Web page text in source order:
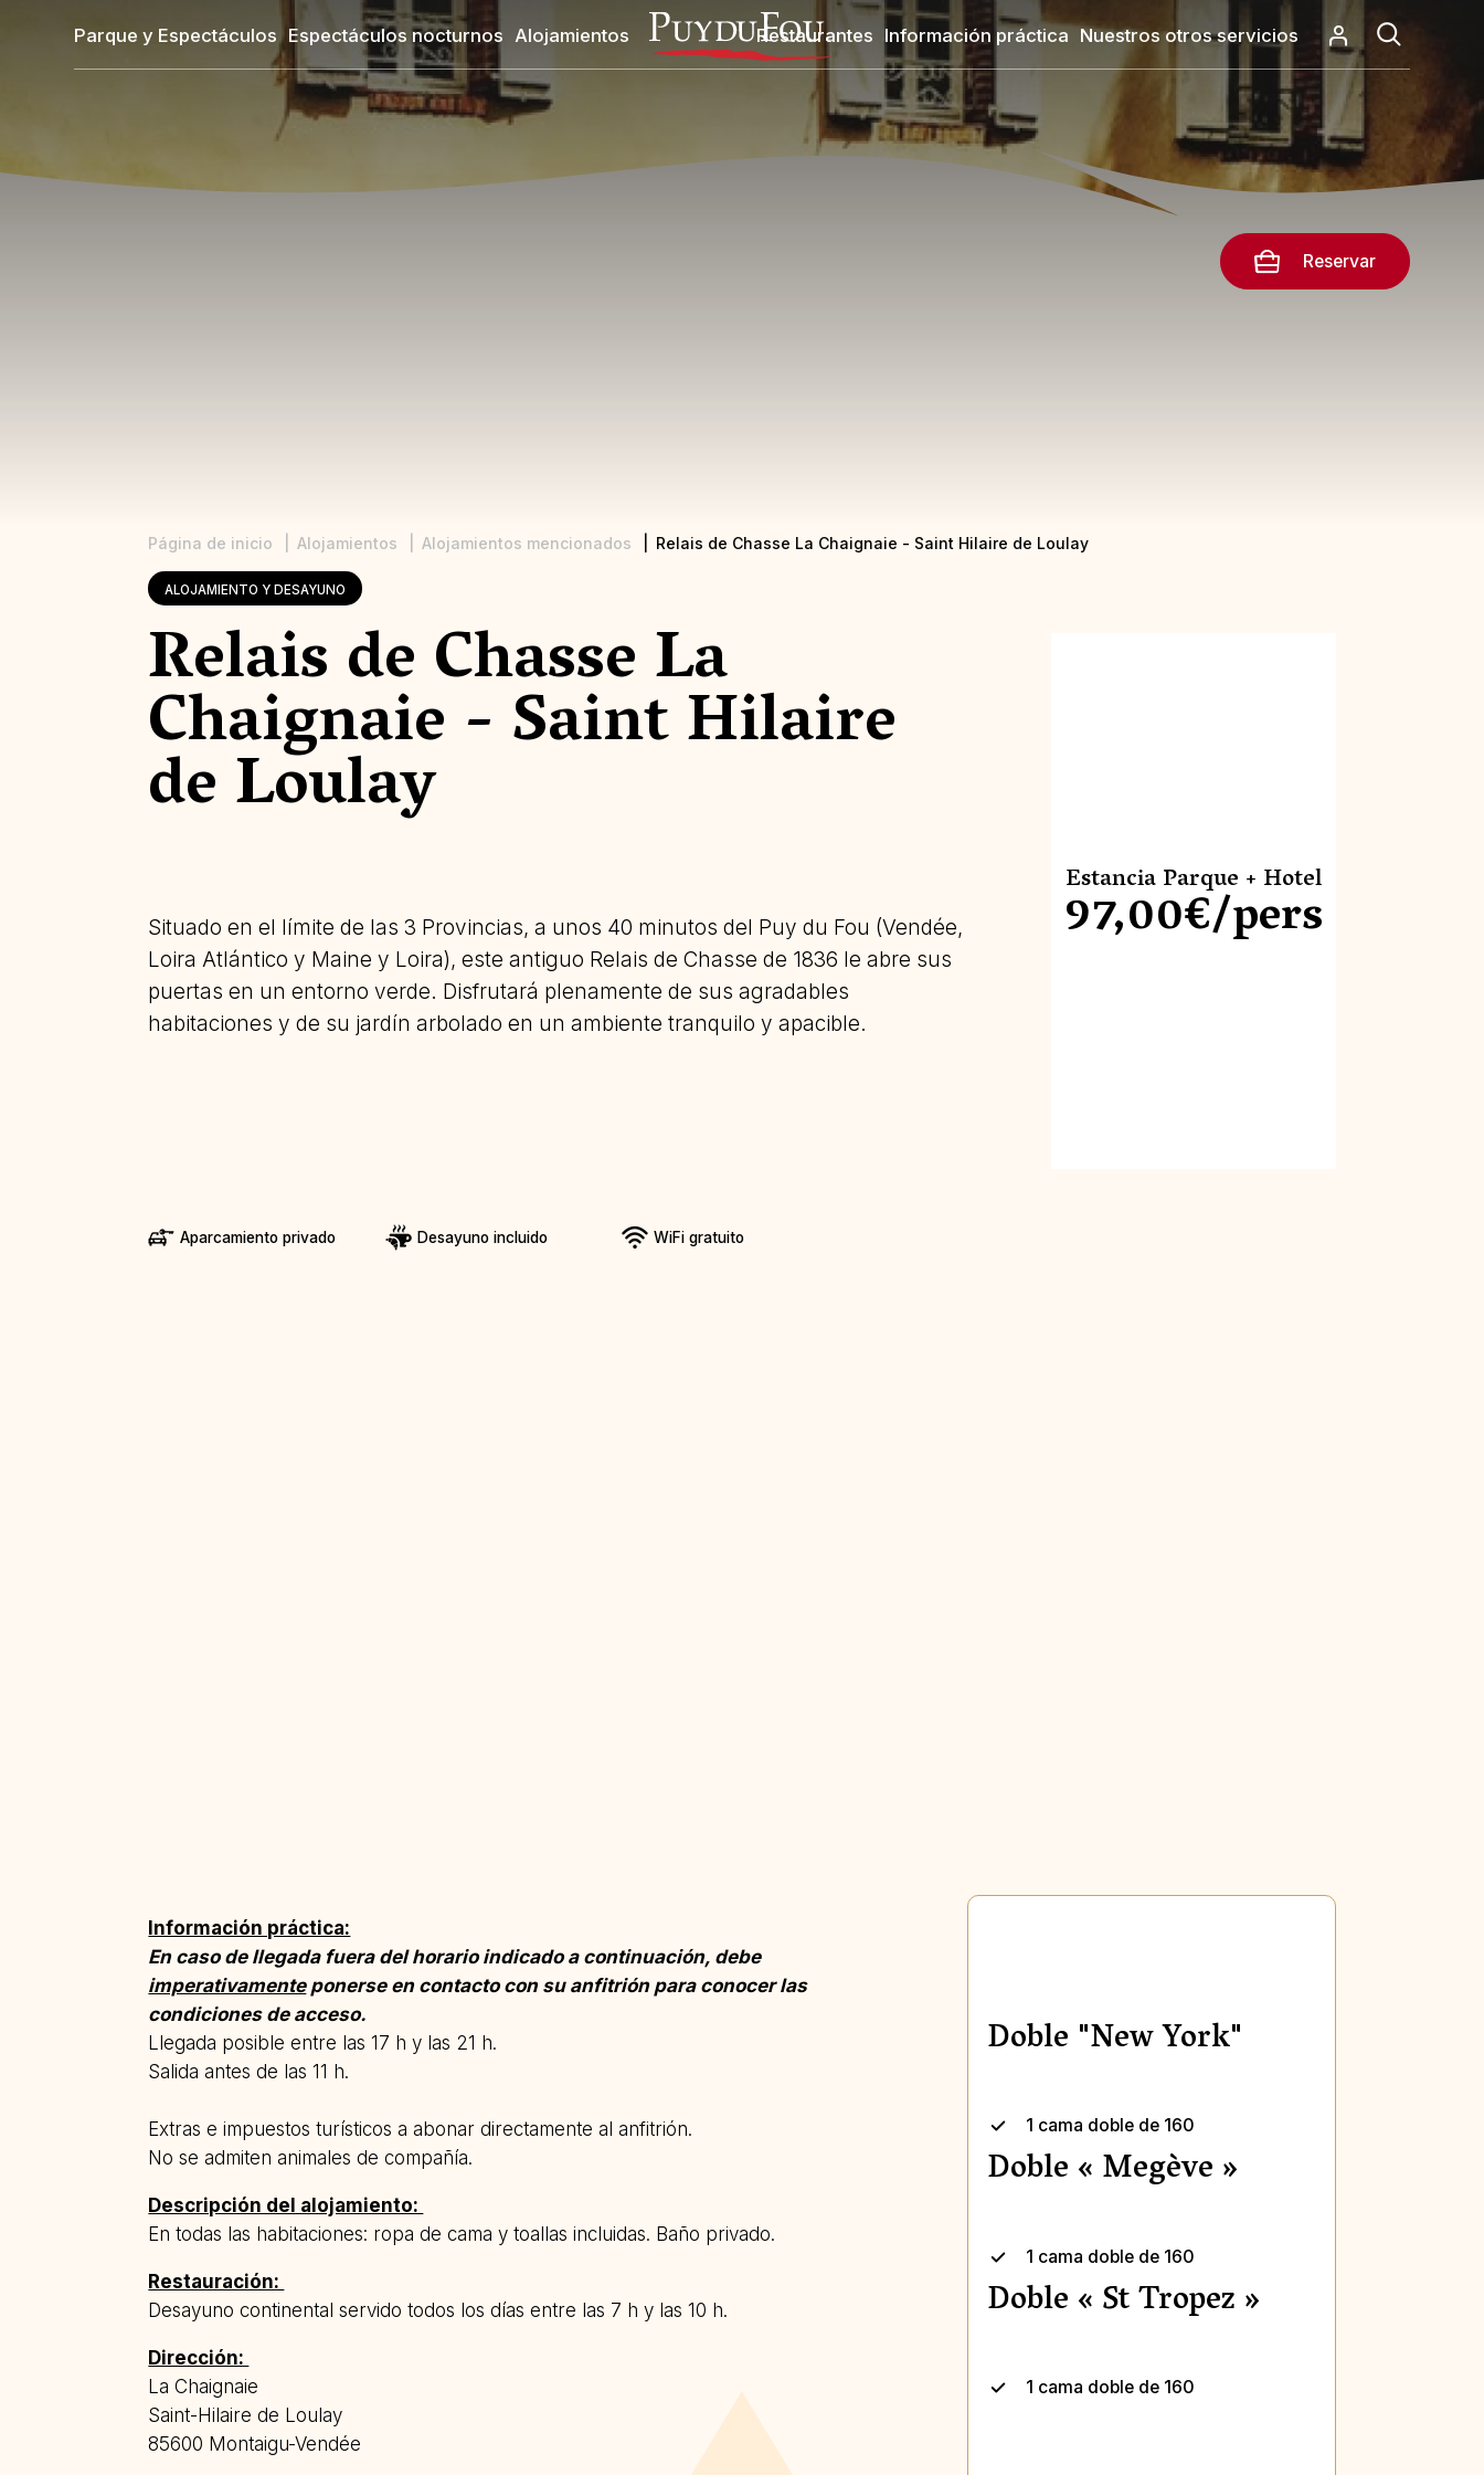
contenido
Parque y Espectáculos Espectáculos nocturnos Alojamientos Restaurantes Información práctica Nuestros otros servicios
Reservar
Sobrescribir
enlaces
de
ayuda
a
la
navegación
Página de inicio Alojamientos Alojamientos mencionados Relais de Chasse La Chaignaie - Saint Hilaire de Loulay
ALOJAMIENTO Y DESAYUNO
Relais de Chasse La
Chaignaie - Saint Hilaire
de Loulay
Situado en el límite de las 3 Provincias, a unos 40 minutos del Puy du Fou (Vendée,
Loira Atlántico y Maine y Loira), este antiguo Relais de Chasse de 1836 le abre sus
puertas en un entorno verde. Disfrutará plenamente de sus agradables
habitaciones y de su jardín arbolado en un ambiente tranquilo y apacible.
Estancia Parque + Hotel
97,00€/pers
Aparcamiento privado Desayuno incluido WiFi gratuito
Información práctica:
En caso de llegada fuera del horario indicado a continuación, debe
imperativamenteponerse en contacto con su anfitrión para conocer las
condiciones de acceso.
Llegada posible entre las 17 h y las 21 h.
Salida antes de las 11 h.
Extras e impuestos turísticos a abonar directamente al anfitrión.
No se admiten animales de compañía.
Descripción del alojamiento:
En todas las habitaciones: ropa de cama y toallas incluidas. Baño privado.
Restauración:
Desayuno continental servido todos los días entre las 7 h y las 10 h.
Dirección:
La Chaignaie
Saint-Hilaire de Loulay
85600 Montaigu-Vendée
Doble "New York"
1 cama doble de 160
Doble « Megève »
1 cama doble de 160
Doble « St Tropez »
1 cama doble de 160